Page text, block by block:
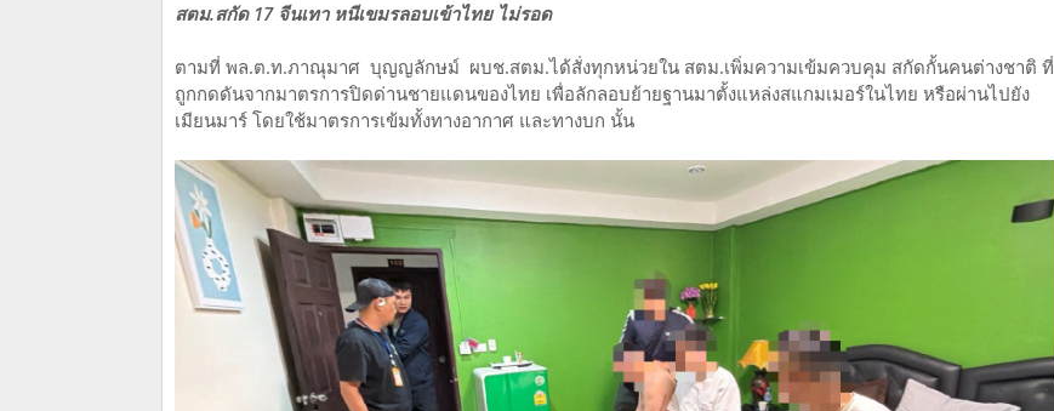
สตม.สกัด 17 จีนเทา หนีเขมรลอบเข้าไทย ไม่รอด
ตามที่ พล.ต.ท.ภาณุมาศ บุญญลักษม์ ผบช.สตม.ได้สั่งทุกหน่วยใน สตม.เพิ่มความเข้มควบคุม สกัดกั้นคนต่างชาติ ที่
ถูกกดดันจากมาตรการปิดด่านชายแดนของไทย เพื่อลักลอบย้ายฐานมาตั้งแหล่งสแกมเมอร์ในไทย หรือผ่านไปยัง
เมียนมาร์ โดยใช้มาตรการเข้มทั้งทางอากาศ และทางบก นั้น